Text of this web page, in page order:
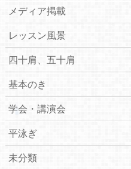
メディア掲載
レッスン風景
四十肩、五十肩
基本のき
学会・講演会
平泳ぎ
未分類